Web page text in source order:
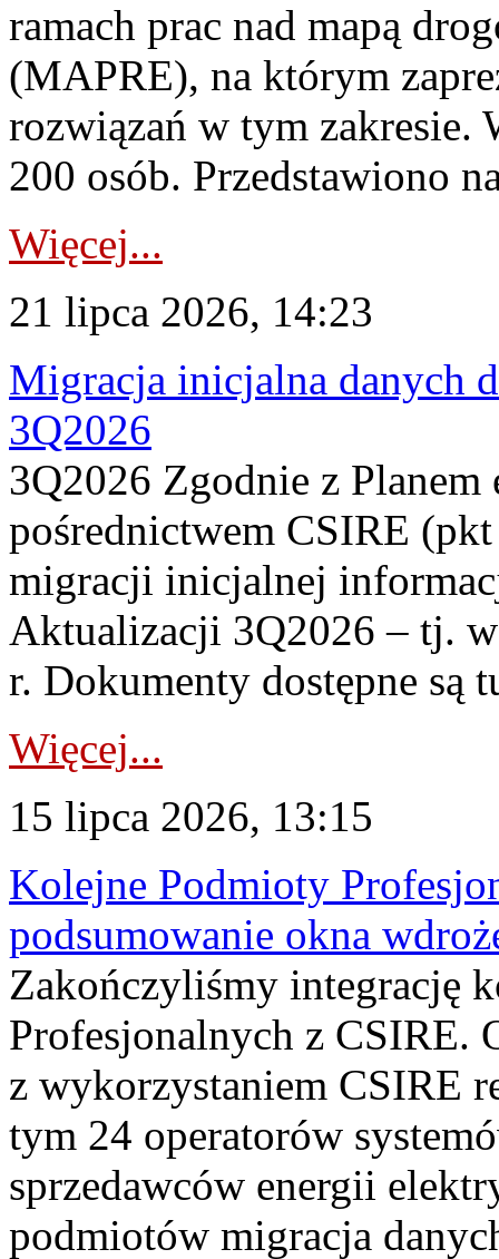
ramach prac nad mapą
(MAPRE), na którym
rozwiązań w tym zakresie.
200 osób. Przedstawiono
Więcej...
21 lipca 2026, 14:23
Migracja inicjalna danych
3Q2026
3Q2026 Zgodnie z
pośrednictwem CSIRE
migracji inicjalnej
Aktualizacji 3Q2026 – tj.
r. Dokumenty dostępne są
Więcej...
15 lipca 2026, 13:15
Kolejne Podmioty
podsumowanie okna
Zakończyliśmy integrację
Profesjonalnych z CSIRE.
z wykorzystaniem CSIRE
tym 24 operatorów
sprzedawców energii
podmiotów migracja